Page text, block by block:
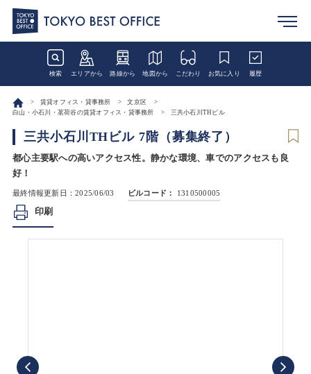
検索 エリアから 路線から 地図から こだわり お気に入り 履歴
賃貸オフィス・貸事務所
文京区
白山・小石川・茗荷谷の賃貸オフィス・貸事務所
三共小石川THビル
三共小石川THビル 7階（募集終了）
都心主要駅への高いアクセス性。静かな環境、車でのアクセスも良
好！
最終情報更新日：2025/06/03 ビルコード： 1310500005
印刷